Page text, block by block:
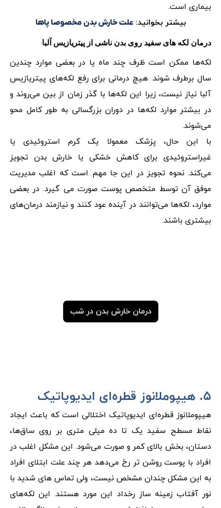
بیماری است.
بیشتر بخوانید:علت خارش بدن مخصوصا پاها
درمان لکه های سفید روی بدن ناشی از پیتریازیس آلبا
لکه‌ها ممکن است ظرف چند ماه یا در بعضی موارد چندین
سال برطرف شوند. هیچ درمانی برای رفع لکه‌های پیتریازیس
آلبا نیاز نیست، زیرا این لکه‌ها با گذر زمان از بین می‌روند و
در بیشتر موارد لکه‌ها در دوران بزرگسالی به طور کامل محو
می‌شوند.
با این حال، پزشک معمولا یک کرم استروئیدی یا
غیراستروئیدی برای کاهش خشکی یا خارش بدن تجویز
می‌کند. نحوه تجویز در این جا مهم است که اغلب مدیریت
موفق آن توسط متخصص پوست صورت می گیرد. در بعضی
موارد، لکه‌ها می‌توانند در آینده عود کنند و نیازمند درمان‌های
بیشتری باشند.
درمان خارش بدن در شب
۵. هیپوملانوز قطره‌ای ایدیوپاتیک
هیپوملانوز قطره‌ای ایدیوپاتیک اختلالی است که باعث ایجاد
نقاط مسطح سفید یک تا ده میلی متری بر روی ساق‌ها،
دستان، بخش بالای کمر و صورت می‌شود. این مشکل اغلب در
افراد با پوست روشن تر رخ می‌دهد هر چند علت ابتلای افراد
به این مشکل چندان مشخص نیست، ولی تماس های شدید با
نور آفتاب زمینه ساز رخداد این مورد هستند. این لکه‌های